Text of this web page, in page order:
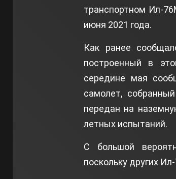
транспортном Ил-
июня 2021 года.
Как ранее
построенный в
середине мая
самолет,
передан на
летных испытаний.
С большой
поскольку других